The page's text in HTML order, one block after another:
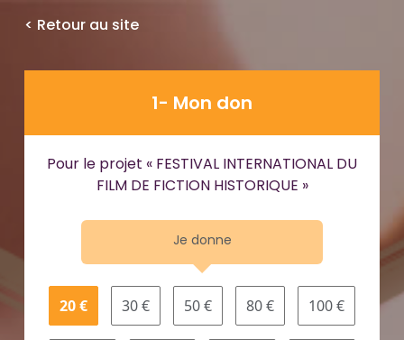
< Retour au site
1- Mon don
Pour le projet « FESTIVAL INTERNATIONAL DU
FILM DE FICTION HISTORIQUE »
Je donne
20 € 30 € 50 € 80 € 100 €